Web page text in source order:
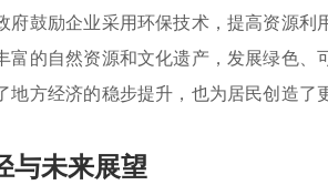
府鼓励企业采用环保技术，提高资源利
的自然资源和文化遗产，发展绿色、
方经济的稳步提升，也为居民创造了
与未来展望